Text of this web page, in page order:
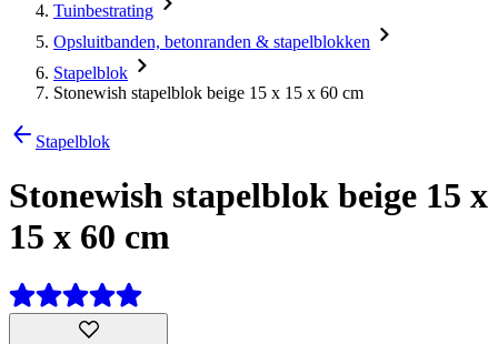
Tuinbestrating
Opsluitbanden, betonranden & stapelblokken
Stapelblok
Stonewish stapelblok beige 15 x 15 x 60 cm
Stapelblok
Stonewish stapelblok beige 15 x
15 x 60 cm